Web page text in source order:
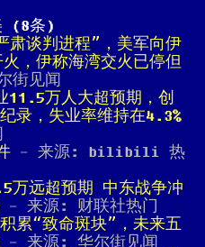
(8条)
肃谈判进程”，美军向伊
，伊称海湾交火已停但
街见闻
11.5万人大超预期，创
录，失业率维持在4.3%
- 来源: bilibili 热
万远超预期 中东战争冲
- 来源: 财联社热门
累“致命斑块”，未来五
- 来源: 华尔街见闻